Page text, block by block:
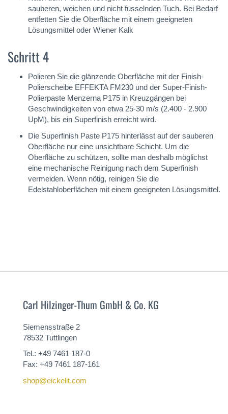
sauberen, weichen und nicht fusselnden Tuch. Bei Bedarf
entfetten Sie die Oberfläche mit einem geeigneten
Lösungsmittel oder Wiener Kalk
Schritt 4
Polieren Sie die glänzende Oberfläche mit der Finish-
Polierscheibe EFFEKTA FM230 und der Super-Finish-
Polierpaste Menzerna P175 in Kreuzgängen bei
Geschwindigkeiten von etwa 25-30 m/s (2.400 - 2.900
UpM), bis ein Superfinish erreicht wird.
Die Superfinish Paste P175 hinterlässt auf der sauberen
Oberfläche nur eine unsichtbare Schicht. Um die
Oberfläche zu schützen, sollte man deshalb möglichst
eine mechanische Reinigung nach dem Superfinish
vermeiden. Wenn nötig, reinigen Sie die
Edelstahloberflächen mit einem geeigneten Lösungsmittel.
Carl Hilzinger-Thum GmbH & Co. KG
Siemensstraße 2
78532 Tuttlingen
Tel.: +49 7461 187-0
Fax: +49 7461 187-161
shop@eickelit.com